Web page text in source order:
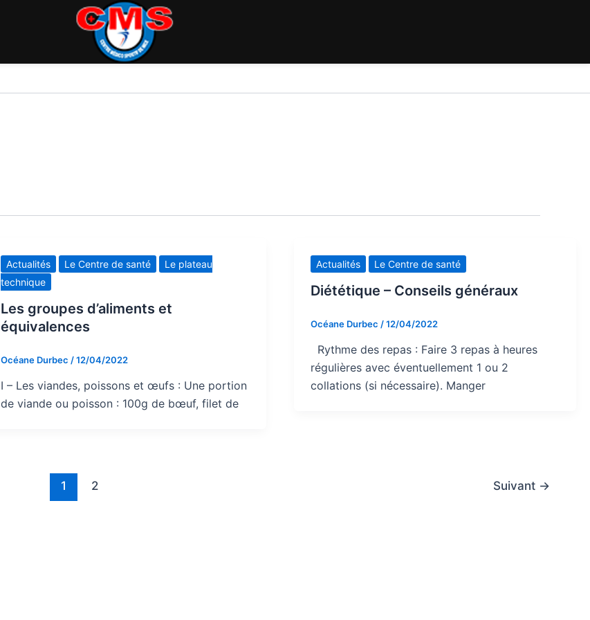
Actualités Le Centre de santé
Le plateau
technique
Les groupes d’aliments et
équivalences
Océane Durbec /12/04/2022
I – Les viandes, poissons et œufs : Une portion
de viande ou poisson : 100g de bœuf, filet de
Actualités Le Centre de santé
Diététique – Conseils généraux
Océane Durbec /12/04/2022
Rythme des repas : Faire 3 repas à heures
régulières avec éventuellement 1 ou 2
collations (si nécessaire). Manger
1 2 Suivant →